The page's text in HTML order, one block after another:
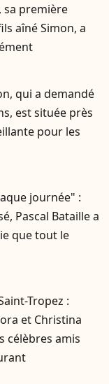
sa première
aîné Simon, a
qui a demandé
est située près
pour les
journée" :
Pascal Bataille a
que tout le
Tropez :
et Christina
célèbres amis